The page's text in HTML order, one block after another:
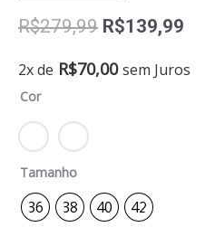
R$279,99 O
original
R$139,99
atual
2x de R$70,00 sem Juros
Cor
Tamanho
36 38 40 42
Saia
quantidade